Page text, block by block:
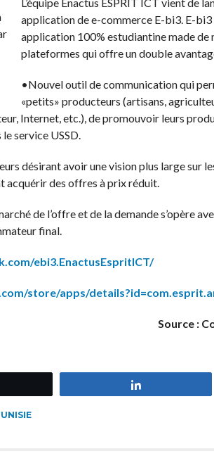
application de e-commerce E-bi3. E-bi3
application 100% estudiantine made de
plateformes qui offre un double
•Nouvel outil de communication qui
«petits» producteurs (artisans,
Internet, etc.), de promouvoir leurs
service USSD.
désirant avoir une vision plus large sur
acquérir des offres à prix réduit.
de l’offre et de la demande s’opère
final.
ebi3.EnactusEspritICT/
store/apps/
Source :